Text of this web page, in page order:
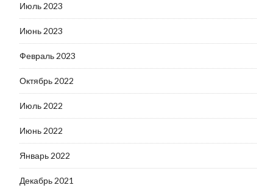
Июль 2023
Июнь 2023
Февраль 2023
Октябрь 2022
Июль 2022
Июнь 2022
Январь 2022
Декабрь 2021